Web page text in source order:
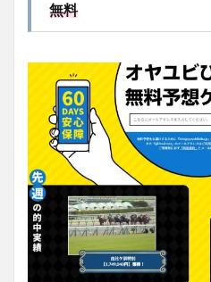
無料